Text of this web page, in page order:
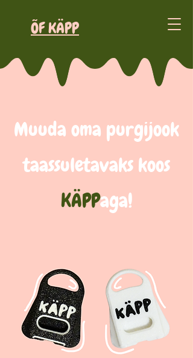
ÕF KÄPP
Muuda oma purgijook
taassuletavaks koos
KÄPPaga!